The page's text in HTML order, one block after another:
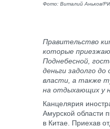
Фото: Виталий Аньков/
Правительство
которые
Поднебесной,
деньги задолго
власти, а также
на отдыхающих у
Канцелярия
Амурской области
в Китае. Приехав